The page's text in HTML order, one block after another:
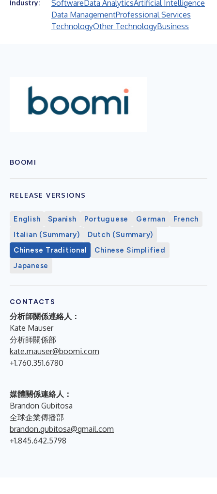
Industry: Software Data AnalyticsArtificial Intelligence
Data ManagementProfessional Services
TechnologyOther TechnologyBusiness
BOOMI
RELEASE VERSIONS
English Spanish Portuguese German
French
Italian (Summary)
Dutch (Summary)
Chinese Traditional
Chinese Simplified
Japanese
CONTACTS
分析師關係連絡人：
Kate Mauser
分析師關係部
kate.mauser@boomi.com
+1.760.351.6780
媒體關係連絡人：
Brandon Gubitosa
全球企業傳播部
brandon.gubitosa@gmail.com
+1.845.642.5798